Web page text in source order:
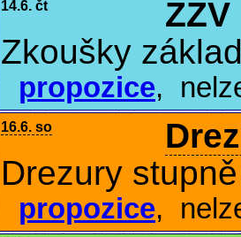
14.6. čt
ZZV
Zkoušky
propozice,
16.6. so
Drezury
propozice,